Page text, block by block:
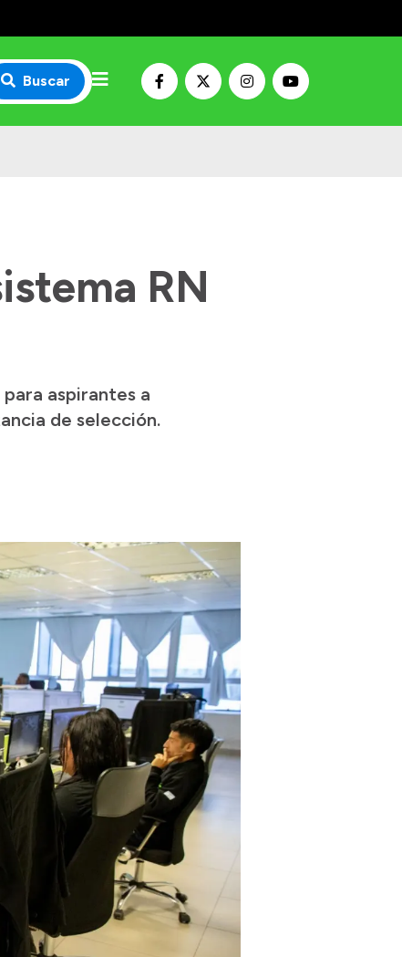
Buscar
RN
aspirantes a
de selección.